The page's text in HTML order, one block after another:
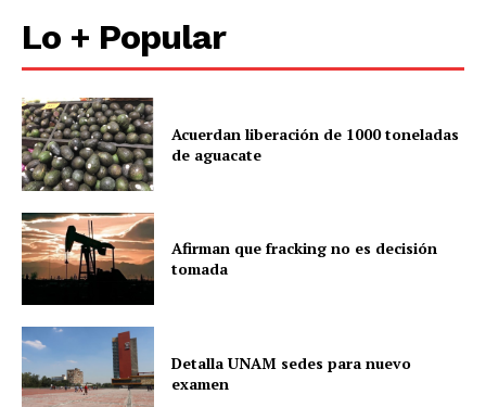
Lo + Popular
Acuerdan liberación de 1000 toneladas
de aguacate
Afirman que fracking no es decisión
tomada
Detalla UNAM sedes para nuevo
examen